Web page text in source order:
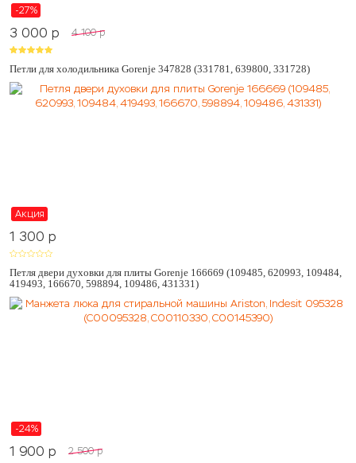
-27%
3 000 p 4 100 p
Петли для холодильника Gorenje 347828 (331781, 639800, 331728)
Акция
1 300 p
Петля двери духовки для плиты Gorenje 166669 (109485, 620993, 109484,
419493, 166670, 598894, 109486, 431331)
-24%
1 900 p 2 500 p